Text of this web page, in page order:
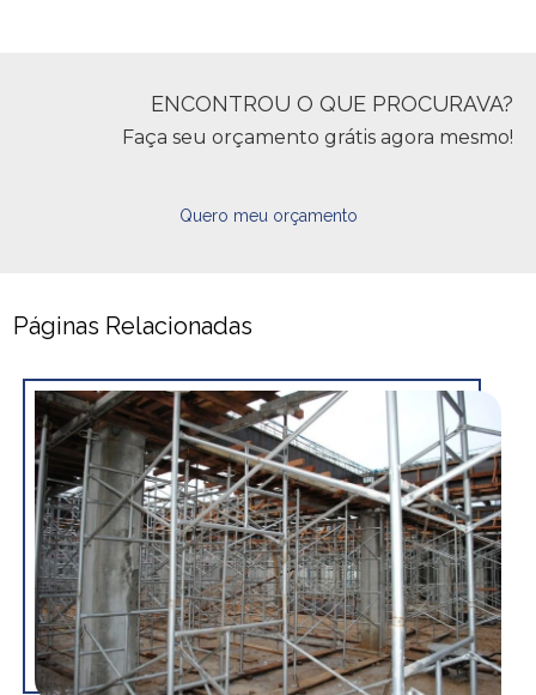
ENCONTROU O QUE PROCURAVA?
Faça seu orçamento grátis agora mesmo!
Quero meu orçamento
Páginas Relacionadas